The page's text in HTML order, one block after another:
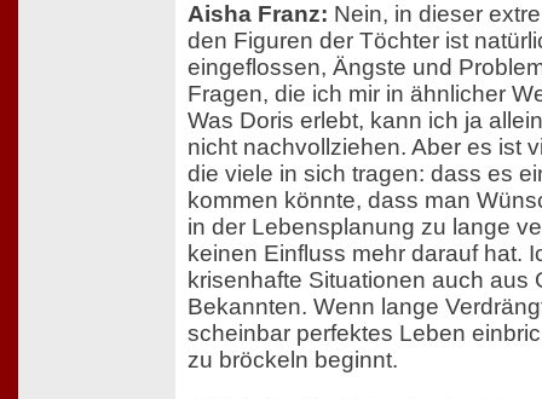
Aisha Franz: Nein, in dieser
den Figuren der Töchter ist
eingeflossen, Ängste und
Fragen, die ich mir in ähnlicher
Was Doris erlebt, kann ich ja
nicht nachvollziehen. Aber es ist
die viele in sich tragen: dass es
kommen könnte, dass man
in der Lebensplanung zu lange
keinen Einfluss mehr darauf hat.
krisenhafte Situationen auch aus
Bekannten. Wenn lange
scheinbar perfektes Leben
zu bröckeln beginnt.